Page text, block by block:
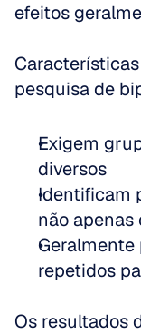
efeitos
pesquisa de
Exigem
diversos
Identificam
não apenas
repetidos
Os resultados